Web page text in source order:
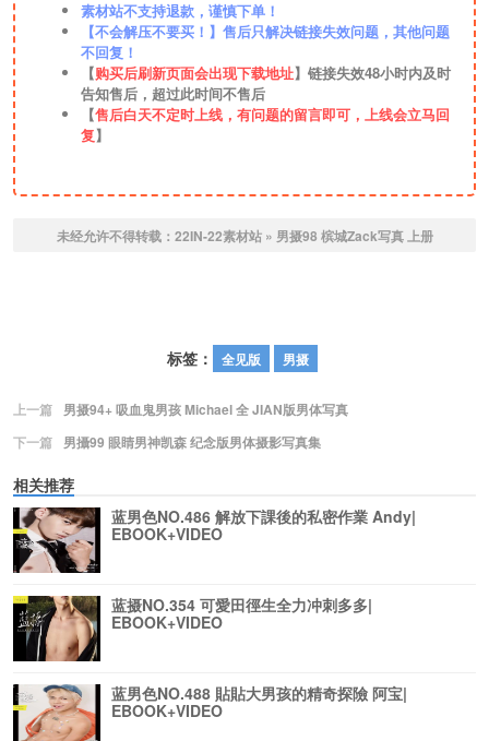
素材站不支持退款，谨慎下单！
【不会解压不要买！】售后只解决链接失效问题，其他问题
不回复！
【购买后刷新页面会出现下载地址】链接失效48小时内及时
告知售后，超过此时间不售后
【售后白天不定时上线，有问题的留言即可，上线会立马回
复】
未经允许不得转载： 22IN-22素材站» 男摄98 槟城Zack写真 上册
标签： 全见版 男摄
上一篇
男摄94+ 吸血鬼男孩 Michael 全 JIAN版男体写真
下一篇
男攝99 眼睛男神凯森 纪念版男体摄影写真集
相关推荐
蓝男色NO.486 解放下課後的私密作業 Andy|
EBOOK+VIDEO
蓝摄NO.354 可愛田徑生全力冲刺多多|
EBOOK+VIDEO
蓝男色NO.488 貼貼大男孩的精奇探險 阿宝|
EBOOK+VIDEO